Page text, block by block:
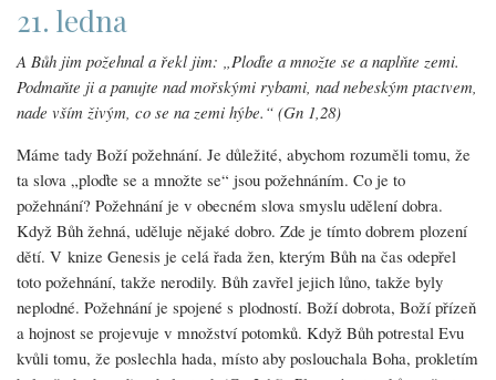
21. ledna
A Bůh jim požehnal a řekl jim: „Ploďte a množte se a naplňte zemi.
Podmaňte ji a panujte nad mořskými rybami, nad nebeským ptactvem,
nade vším živým, co se na zemi hýbe.“ (Gn 1,28)
Máme tady Boží požehnání. Je důležité, abychom rozuměli tomu, že
ta slova „ploďte se a množte se“ jsou požehnáním. Co je to
požehnání? Požehnání je v obecném slova smyslu udělení dobra.
Když Bůh žehná, uděluje nějaké dobro. Zde je tímto dobrem plození
dětí. V knize Genesis je celá řada žen, kterým Bůh na čas odepřel
toto požehnání, takže nerodily. Bůh zavřel jejich lůno, takže byly
neplodné. Požehnání je spojené s plodností. Boží dobrota, Boží přízeň
a hojnost se projevuje v množství potomků. Když Bůh potrestal Evu
kvůli tomu, že poslechla hada, místo aby poslouchala Boha, prokletím